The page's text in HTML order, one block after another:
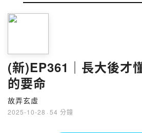
(新)EP361｜長大後才
的要命
故弄玄虛
2025-10-28 · 54 分鐘